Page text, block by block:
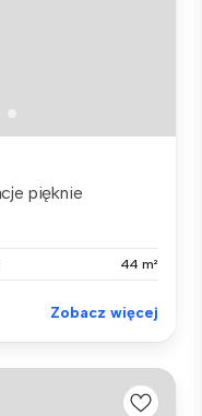
pięknie
44 m²
Zobacz więcej